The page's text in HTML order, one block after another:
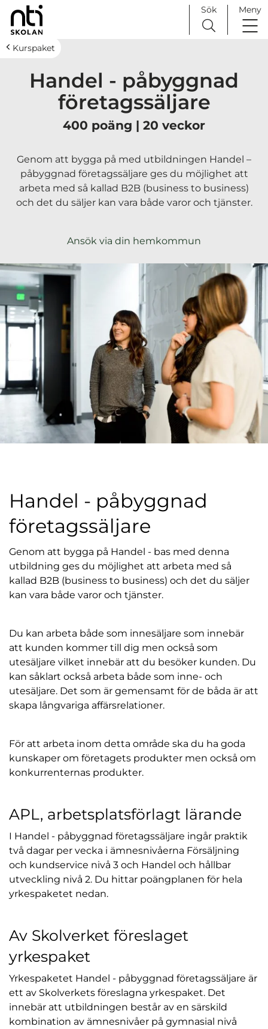
H
l
l
Huvudnavigation
Sök Meny
Kurspaket
Handel - påbyggnad
företagssäljare
400 poäng | 20 veckor
Genom att bygga på med utbildningen Handel –
påbyggnad företagssäljare ges du möjlighet att
arbeta med så kallad B2B (business to business)
och det du säljer kan vara både varor och tjänster.
Ansök via din hemkommun
Handel - påbyggnad
företagssäljare
Genom att bygga på Handel - bas med denna
utbildning ges du möjlighet att arbeta med så
kallad B2B (business to business) och det du säljer
kan vara både varor och tjänster.
Du kan arbeta både som innesäljare som innebär
att kunden kommer till dig men också som
utesäljare vilket innebär att du besöker kunden. Du
kan såklart också arbeta både som inne- och
utesäljare. Det som är gemensamt för de båda är att
skapa långvariga affärsrelationer.
För att arbeta inom detta område ska du ha goda
kunskaper om företagets produkter men också om
konkurrenternas produkter.
APL, arbetsplatsförlagt lärande
I Handel - påbyggnad företagssäljare ingår praktik
två dagar per vecka i ämnesnivåerna Försäljning
och kundservice nivå 3 och Handel och hållbar
utveckling nivå 2. Du hittar poängplanen för hela
yrkespaketet nedan.
Av Skolverket föreslaget
yrkespaket
Yrkespaketet Handel - påbyggnad företagssäljare är
ett av Skolverkets föreslagna yrkespaket. Det
innebär att utbildningen består av en särskild
kombination av ämnesnivåer på gymnasial nivå